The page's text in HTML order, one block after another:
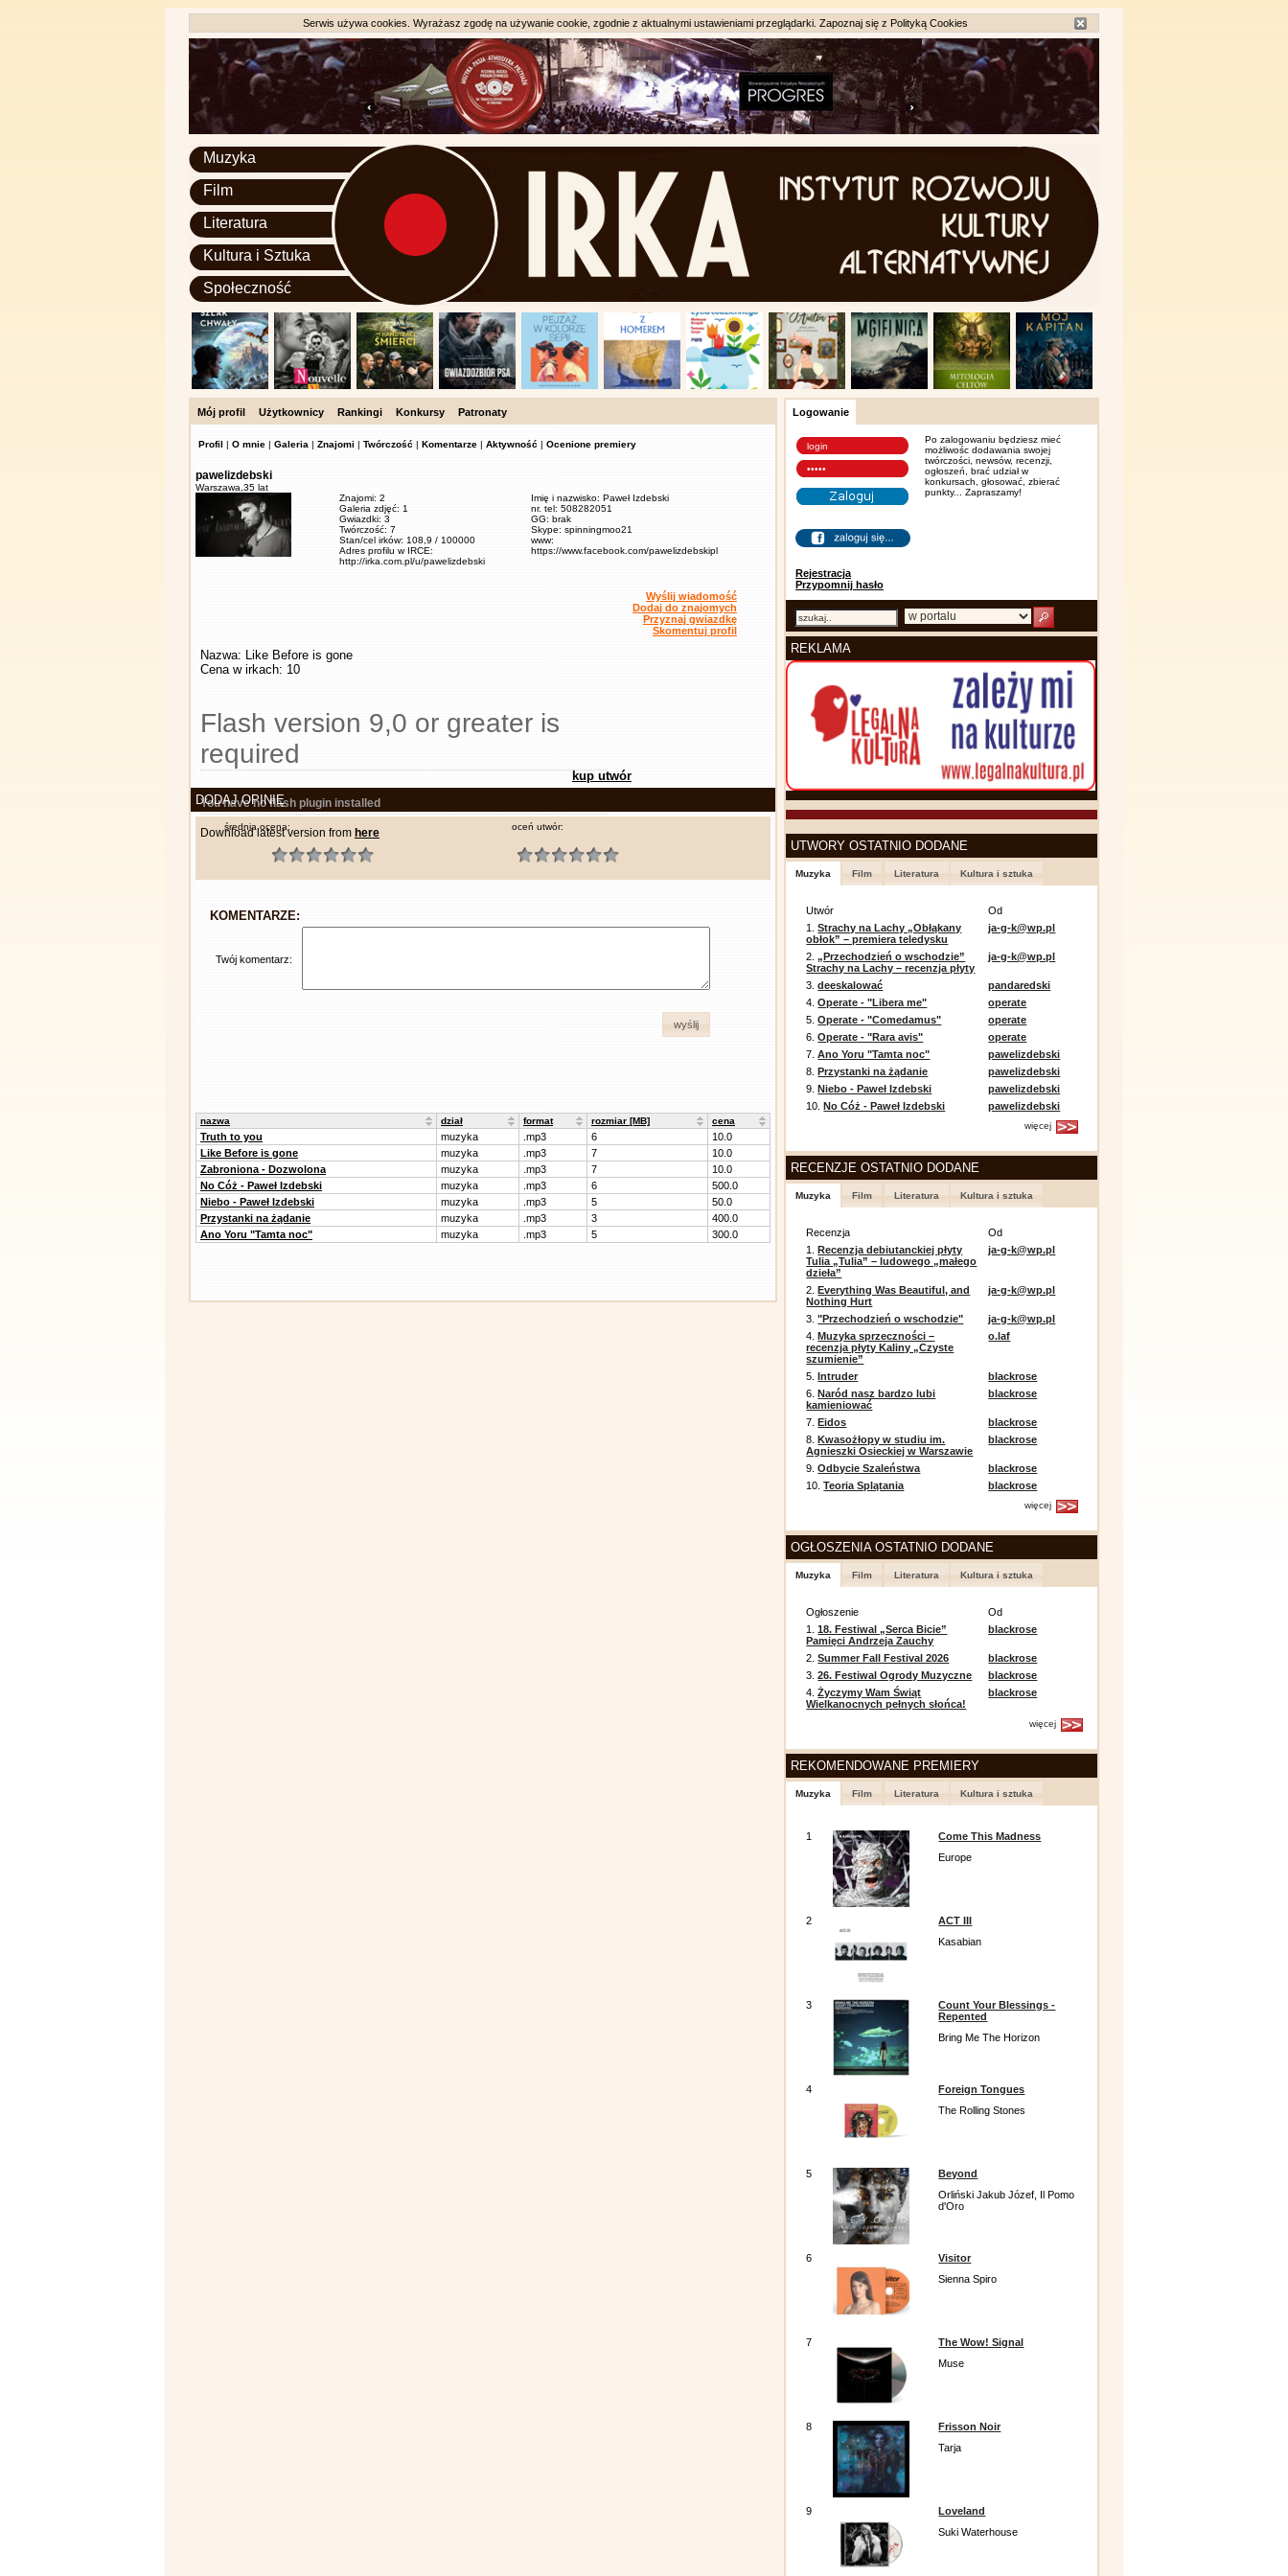
Serwis używa cookies. Wyrażasz zgodę na używanie cookie, zgodnie z aktualnymi ustawieniami przeglądarki. Zapoznaj się z Polityką Cookies
Muzyka
Film
Literatura
Kultura i Sztuka
Społeczność
Mój profil Użytkownicy Rankingi Konkursy Patronaty
Profil | O mnie | Galeria | Znajomi | Twórczość | Komentarze | Aktywność | Ocenione premiery
pawelizdebski
Warszawa, 35 lat
Znajomi: 2
Galeria zdjęć: 1
Gwiazdki: 3
Twórczość: 7
Stan/cel irków: 108,9 / 100000
Adres profilu w IRCE:
http://irka.com.pl/u/pawelizdebski
Imię i nazwisko: Paweł Izdebski
nr. tel: 508282051
GG: brak
Skype: spinningmoo21
www:
https://www.facebook.com/pawelizdebskipl
Wyślij wiadomość
Dodaj do znajomych
Przyznaj gwiazdkę
Skomentuj profil
Nazwa: Like Before is gone
Cena w irkach: 10
Flash version 9,0 or greater is
required
You have no flash plugin installed
Download latest version from here
kup utwór
DODAJ OPINIĘ
średnia ocena: oceń utwór:
KOMENTARZE:
Twój komentarz:
wyślij
nazwa dział format rozmiar [MB] cena
Truth to you muzyka .mp3 6
10.0
Like Before is gone
muzyka .mp3 7
10.0
Zabroniona - Dozwolona
muzyka .mp3 7
10.0
No Cóż - Paweł Izdebski
muzyka .mp3 6
500.0
Niebo - Paweł Izdebski
muzyka .mp3 5
50.0
Przystanki na żądanie
muzyka .mp3 3
400.0
Ano Yoru "Tamta noc"
muzyka .mp3 5 300.0
Logowanie
Rejestracja
Przypomnij hasło
Po zalogowaniu będziesz mieć
możliwośc dodawania swojej
twórczości, newsów, recenzji,
ogłoszeń, brać udział w
konkursach, głosować, zbierać
punkty... Zapraszamy!
REKLAMA
UTWORY OSTATNIO DODANE
Muzyka Film Literatura Kultura i sztuka
Utwór
Od
1.Strachy na Lachy „Obłąkany
obłok” – premiera teledysku
ja-g-k@wp.pl
2.„Przechodzień o wschodzie”
Strachy na Lachy – recenzja płyty
ja-g-k@wp.pl
3.deeskalować
pandaredski
4.Operate - "Libera me"
operate
5.Operate - "Comedamus"
operate
6.Operate - "Rara avis"
operate
7.Ano Yoru "Tamta noc"
pawelizdebski
8.Przystanki na żądanie
pawelizdebski
9.Niebo - Paweł Izdebski
pawelizdebski
10.No Cóż - Paweł Izdebski pawelizdebski
więcej
RECENZJE OSTATNIO DODANE
Muzyka Film Literatura Kultura i sztuka
Recenzja
Od
1.Recenzja debiutanckiej płyty
Tulia „Tulia” – ludowego „małego
dzieła”
ja-g-k@wp.pl
2.Everything Was Beautiful, and
Nothing Hurt
ja-g-k@wp.pl
3."Przechodzień o wschodzie"
ja-g-k@wp.pl
4.Muzyka sprzeczności –
recenzja płyty Kaliny „Czyste
szumienie”
o.laf
5.Intruder
blackrose
6.Naród nasz bardzo lubi
kamieniować
blackrose
7.Eidos
blackrose
8.Kwasożłopy w studiu im.
Agnieszki Osieckiej w Warszawie
blackrose
9.Odbycie Szaleństwa
blackrose
10.Teoria Splątania blackrose
więcej
OGŁOSZENIA OSTATNIO DODANE
Muzyka Film Literatura Kultura i sztuka
Ogłoszenie
Od
1.18. Festiwal „Serca Bicie”
Pamięci Andrzeja Zauchy
blackrose
2.Summer Fall Festival 2026
blackrose
3.26. Festiwal Ogrody Muzyczne
blackrose
4.Życzymy Wam Świąt
Wielkanocnych pełnych słońca!
blackrose
więcej
REKOMENDOWANE PREMIERY
Muzyka Film Literatura Kultura i sztuka
1
Come This Madness
Europe
2
ACT III
Kasabian
3
Count Your Blessings -
Repented
Bring Me The Horizon
4
Foreign Tongues
The Rolling Stones
5
Beyond
Orliński Jakub Józef, Il Pomo
d'Oro
6
Visitor
Sienna Spiro
7
The Wow! Signal
Muse
8
Frisson Noir
Tarja
9
Loveland
Suki Waterhouse